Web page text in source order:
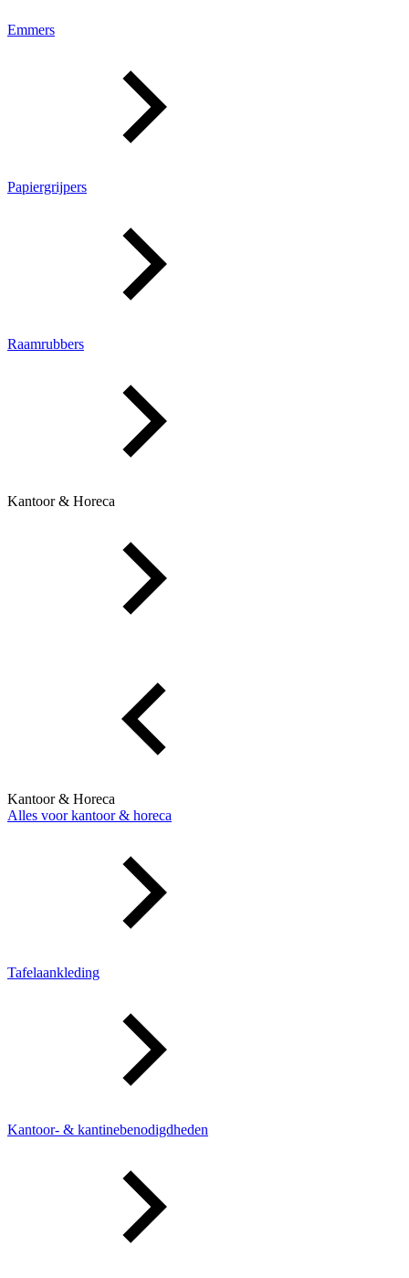
Emmers
Papiergrijpers
Raamrubbers
Kantoor & Horeca
Kantoor & Horeca
Alles voor kantoor & horeca
Tafelaankleding
Kantoor- & kantinebenodigdheden